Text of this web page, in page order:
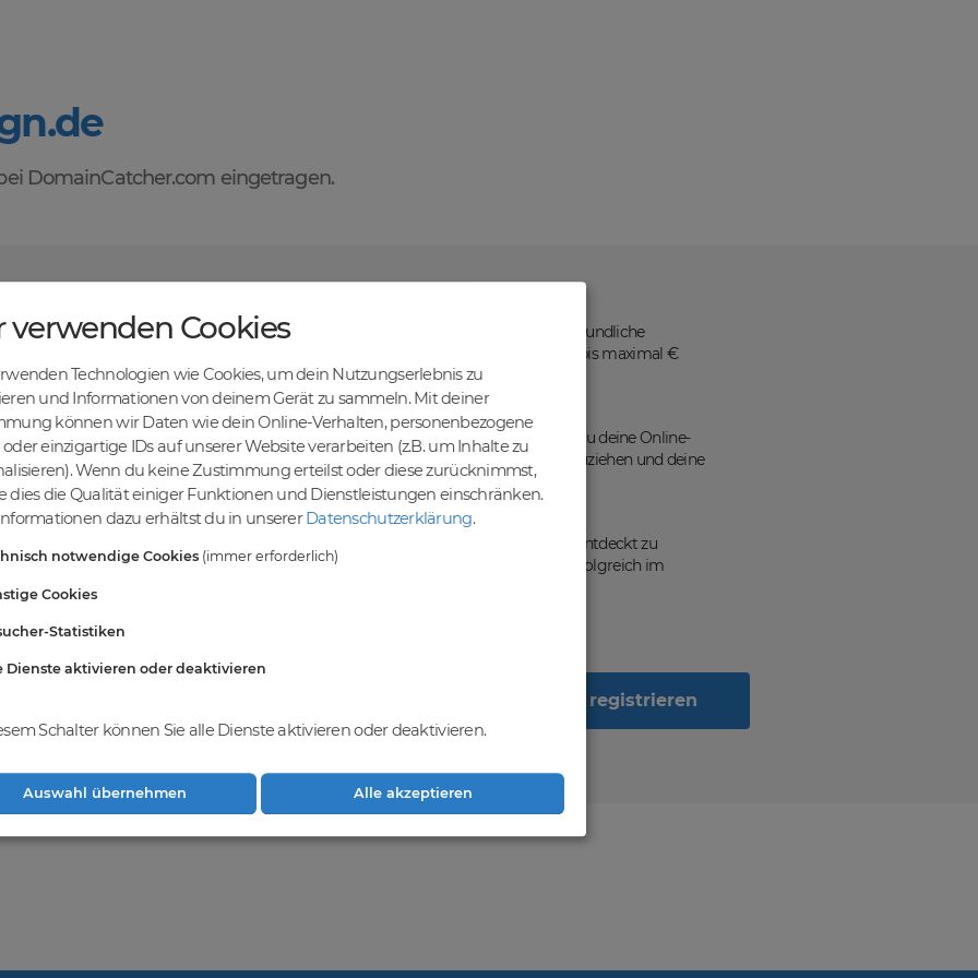
DomainCatcher.com eingetragen.
des Domainhandels mit DomainCatcher
dir alle Vorteile des Domainhandels zur Verfügung. Entdecke eine benutzerfreundliche
kaufen, verkaufen und recyceln kannst. Profitiere von fairen Nettopreisen bis maximal €
Abwicklung und sicheren Domaintransfers.
Online-Erfolg mit DomainCatcher
Schlüssel zum Online-Erfolg. Mit unserem breiten Angebot an Domains kannst du deine Online-
deine Zielgruppe gezielt ansprechen. Nutze die Möglichkeit, gezielten Traffic anzuziehen und deine
zu steigern.
vielfältigen Auswahl an Domains
du eine breite Auswahl an erstklassigen Domains, die darauf warten, von dir entdeckt zu
Möglichkeiten, um deine Online-Präsenz zu stärken und dein Geschäft erfolgreich im
Gemeinsam realisieren wir deinen Erfolg im Online-Bereich.
beiDomainCatcherund registriere
zu erwerben und dein
Jetzt registrieren
verwenden Cookies
Technologien wie Cookies, um dein Nutzungserlebnis zu
und Informationen von deinem Gerät zu sammeln. Mit deiner
können wir Daten wie dein Online-Verhalten, personenbezogene
einzigartige IDs auf unserer Website verarbeiten (z.B. um Inhalte zu
Wenn du keine Zustimmung erteilst oder diese zurücknimmst,
dies die Qualität einiger Funktionen und Dienstleistungen einschränken.
dazu erhältst du in unserer Datenschutzerklärung.
notwendige Cookies (immer erforderlich)
Cookies
Statistiken
Dienste aktivieren oder deaktivieren
Schalter können Sie alle Dienste aktivieren oder deaktivieren.
Auswahl übernehmen Alle akzeptieren